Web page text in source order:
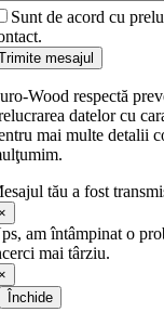
Sunt de acord cu
mesajul
Wood respectă
datelor cu
mai multe detalii
tău a fost
am întâmpinat o
mai târziu.
Închide